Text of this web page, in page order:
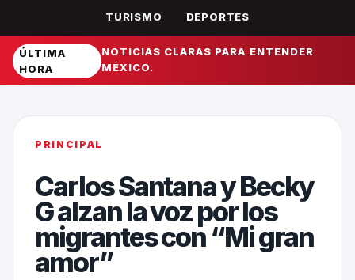
TURISMO DEPORTES
ÚLTIMA
HORA
NOTICIAS CLARAS PARA ENTENDER
MÉXICO.
PRINCIPAL
Carlos Santana y Becky
G alzan la voz por los
migrantes con “Mi gran
amor”